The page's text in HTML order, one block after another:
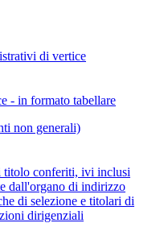
di vertice
- in formato tabellare
non generali)
titolo conferiti, ivi inclusi
dall'organo di indirizzo
di selezione e titolari di
dirigenziali